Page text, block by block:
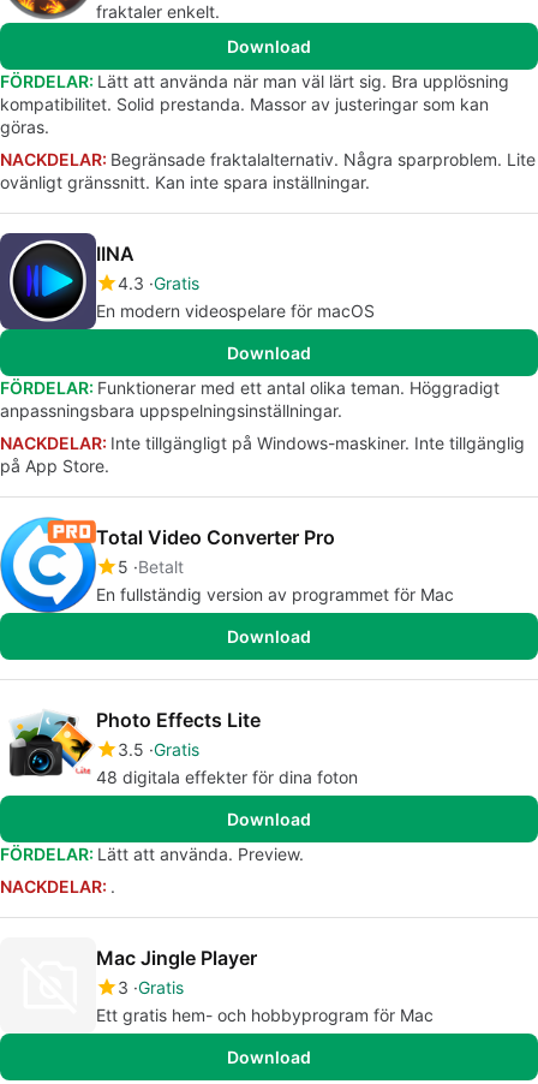
fraktaler enkelt.
Download
FÖRDELAR: Lätt att använda när man väl lärt sig. Bra upplösning
kompatibilitet. Solid prestanda. Massor av justeringar som kan
göras.
NACKDELAR: Begränsade fraktalalternativ. Några sparproblem. Lite
ovänligt gränssnitt. Kan inte spara inställningar.
IINA
4.3 Gratis
En modern videospelare för macOS
Download
FÖRDELAR: Funktionerar med ett antal olika teman. Höggradigt
anpassningsbara uppspelningsinställningar.
NACKDELAR: Inte tillgängligt på Windows-maskiner. Inte tillgänglig
på App Store.
Total Video Converter Pro
5 Betalt
En fullständig version av programmet för Mac
Download
Photo Effects Lite
3.5 Gratis
48 digitala effekter för dina foton
Download
FÖRDELAR: Lätt att använda. Preview.
NACKDELAR: .
Mac Jingle Player
3 Gratis
Ett gratis hem- och hobbyprogram för Mac
Download